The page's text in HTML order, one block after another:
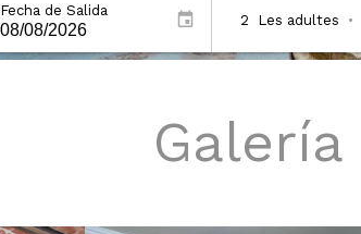
Fecha de Salida
2 Les adultes •
Galería